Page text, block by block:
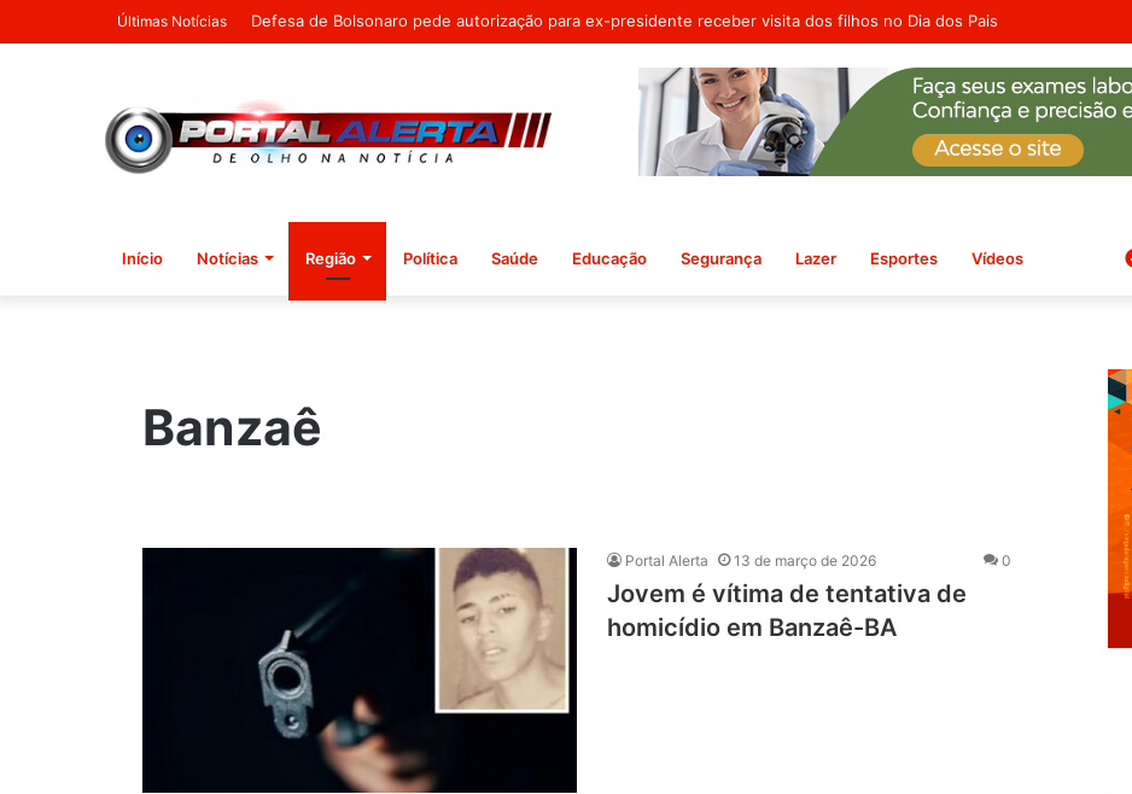
Últimas Notícias Agosto Lilás destaca a importância do Departamento de Políticas Públicas para as Mulheres em Ribeira do Pombal
Início Notícias Região Política Saúde Educação Segurança Lazer Esportes Vídeos
Banzaê
Portal Alerta 13 de março de 2026 0
Jovem é vítima de tentativa de
homicídio em Banzaê-BA